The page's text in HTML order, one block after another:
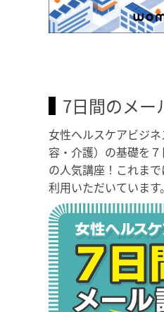
7日間のメー
女性ヘルスケアビジ
容・介護）の基礎を
の人気講座！これま
利用いただいています。